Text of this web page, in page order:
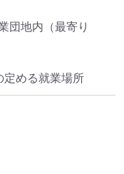
団地内 （最寄り
める就業場所